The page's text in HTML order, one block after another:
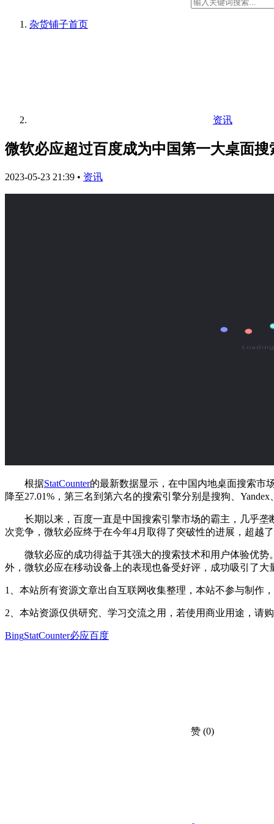
杂货铺子首页
资讯
微软必应超过百度成为中国第一大桌面搜
2023-05-23 21:39 • 资讯
根据StatCounter的最新数据显示，在中国内地桌面搜索市
降至27.01%，第三名到第六名的搜索引擎分别是搜狗、
长期以来，百度一直是中国搜索引擎市场的霸主，几乎垄
次竞争，微软必应终于在今年4月取得了突破性的进展，超越
微软必应的成功得益于其强大的搜索技术和用户体验优势
外，微软必应在移动设备上的表现也备受好评，成功吸引了大
1、本站所有资源文章出自互联网收集整理，本站不参与制作
2、本站资源仅供研究、学习交流之用，若使用商业用途，请
BingStatCounter必应百度
赞 (0)